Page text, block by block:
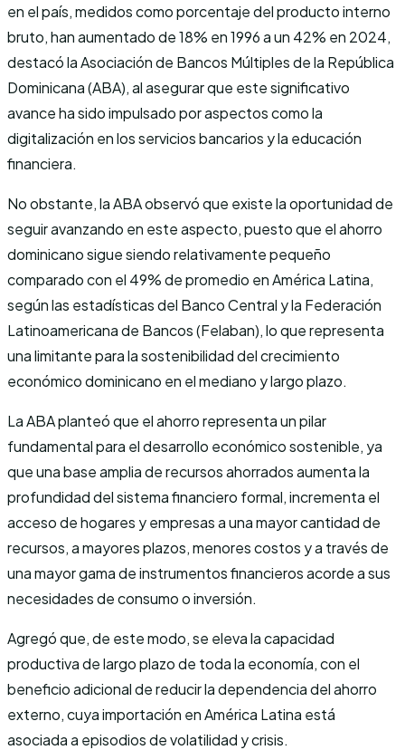
en el país, medidos como porcentaje del producto interno
bruto, han aumentado de 18% en 1996 a un 42% en 2024,
destacó la Asociación de Bancos Múltiples de la República
Dominicana (ABA), al asegurar que este significativo
avance ha sido impulsado por aspectos como la
digitalización en los servicios bancarios y la educación
financiera.
No obstante, la ABA observó que existe la oportunidad de
seguir avanzando en este aspecto, puesto que el ahorro
dominicano sigue siendo relativamente pequeño
comparado con el 49% de promedio en América Latina,
según las estadísticas del Banco Central y la Federación
Latinoamericana de Bancos (Felaban), lo que representa
una limitante para la sostenibilidad del crecimiento
económico dominicano en el mediano y largo plazo.
La ABA planteó que el ahorro representa un pilar
fundamental para el desarrollo económico sostenible, ya
que una base amplia de recursos ahorrados aumenta la
profundidad del sistema financiero formal, incrementa el
acceso de hogares y empresas a una mayor cantidad de
recursos, a mayores plazos, menores costos y a través de
una mayor gama de instrumentos financieros acorde a sus
necesidades de consumo o inversión.
Agregó que, de este modo, se eleva la capacidad
productiva de largo plazo de toda la economía, con el
beneficio adicional de reducir la dependencia del ahorro
externo, cuya importación en América Latina está
asociada a episodios de volatilidad y crisis.